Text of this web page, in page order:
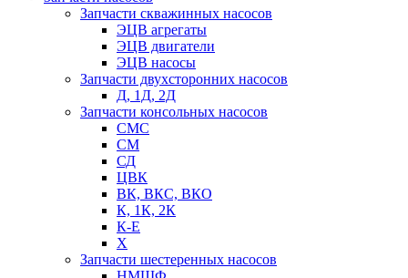
Запчасти скважинных насосов
ЭЦВ агрегаты
ЭЦВ двигатели
ЭЦВ насосы
Запчасти двухсторонних насосов
Д, 1Д, 2Д
Запчасти консольных насосов
СМС
СМ
СД
ЦВК
ВК, ВКС, ВКО
К, 1К, 2К
К-Е
Х
Запчасти шестеренных насосов